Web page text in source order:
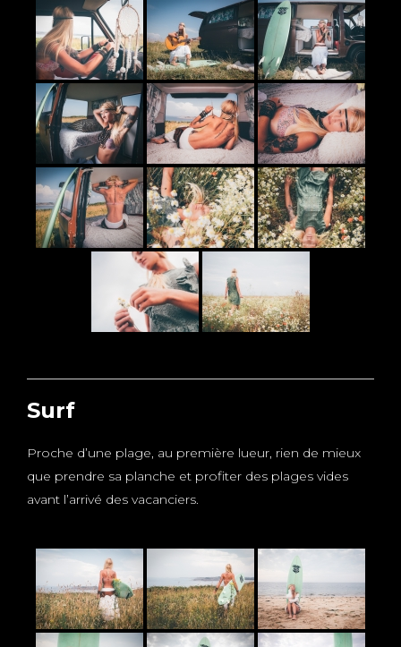
Surf
Proche d’une plage, au première lueur, rien de mieux
que prendre sa planche et profiter des plages vides
avant l’arrivé des vacanciers.